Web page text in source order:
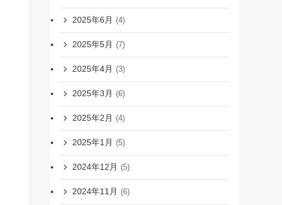
2025年6月 (4)
2025年5月 (7)
2025年4月 (3)
2025年3月 (6)
2025年2月 (4)
2025年1月 (5)
2024年12月 (5)
2024年11月 (6)